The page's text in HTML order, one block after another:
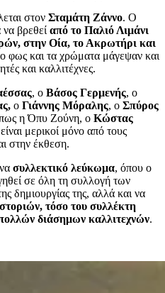
στον Σταμάτη Ζάννο. Ο
να βρεθεί από το Παλιό Λιμάνι
στην Οία, το Ακρωτήρι και
φως και τα χρώματα μάγεψαν και
και καλλιτέχνες.
, ο Βάσος Γερμενής, ο
ο Γιάννης Μόραλης, ο Σπύρος
η Όπυ Ζούνη, ο Κώστας
είναι μερικοί μόνο από τους
στην έκθεση.
συλλεκτικό λεύκωμα, όπου ο
σε όλη τη συλλογή των
δημιουργίας της, αλλά και να
τόσο του συλλέκτη
διάσημων καλλιτεχνών.